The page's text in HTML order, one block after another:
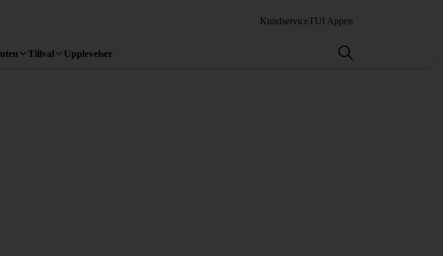
KundserviceTUI Appen
Tillval Upplevelser